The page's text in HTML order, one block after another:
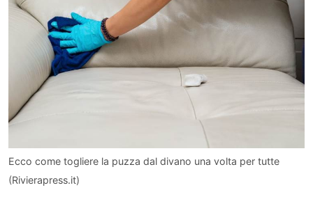
Ecco come togliere la puzza dal divano una volta per tutte
(Rivierapress.it)